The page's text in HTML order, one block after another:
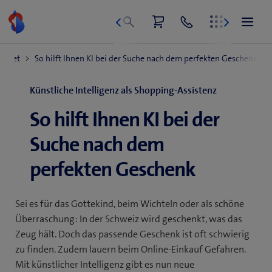
Inhalt
springen
Künstliche Intelligenz als Shopping-Assistenz
So hilft Ihnen KI bei der
Suche nach dem
perfekten Geschenk
Sei es für das Gottekind, beim Wichteln oder als schöne
Überraschung: In der Schweiz wird geschenkt, was das
Zeug hält. Doch das passende Geschenk ist oft schwierig
zu finden. Zudem lauern beim Online-Einkauf Gefahren.
Mit künstlicher Intelligenz gibt es nun neue